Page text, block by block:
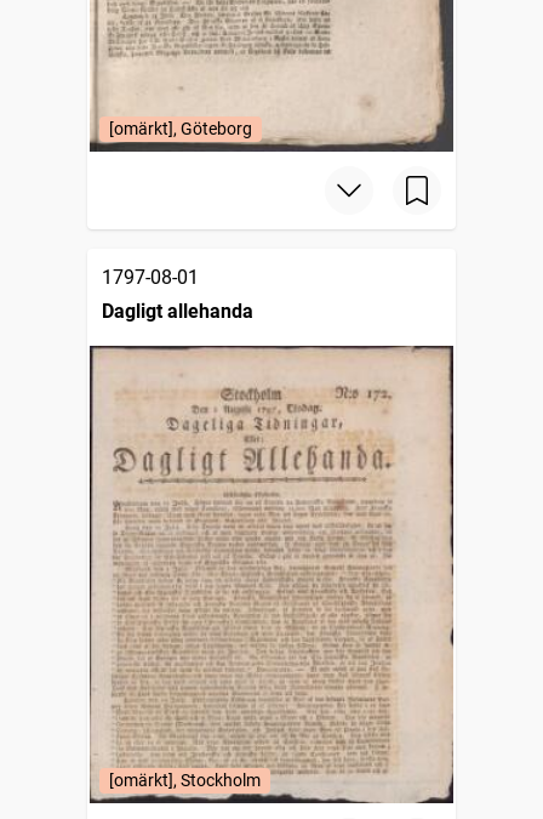
[omärkt], Göteborg
1797-08-01
Dagligt allehanda
[omärkt], Stockholm